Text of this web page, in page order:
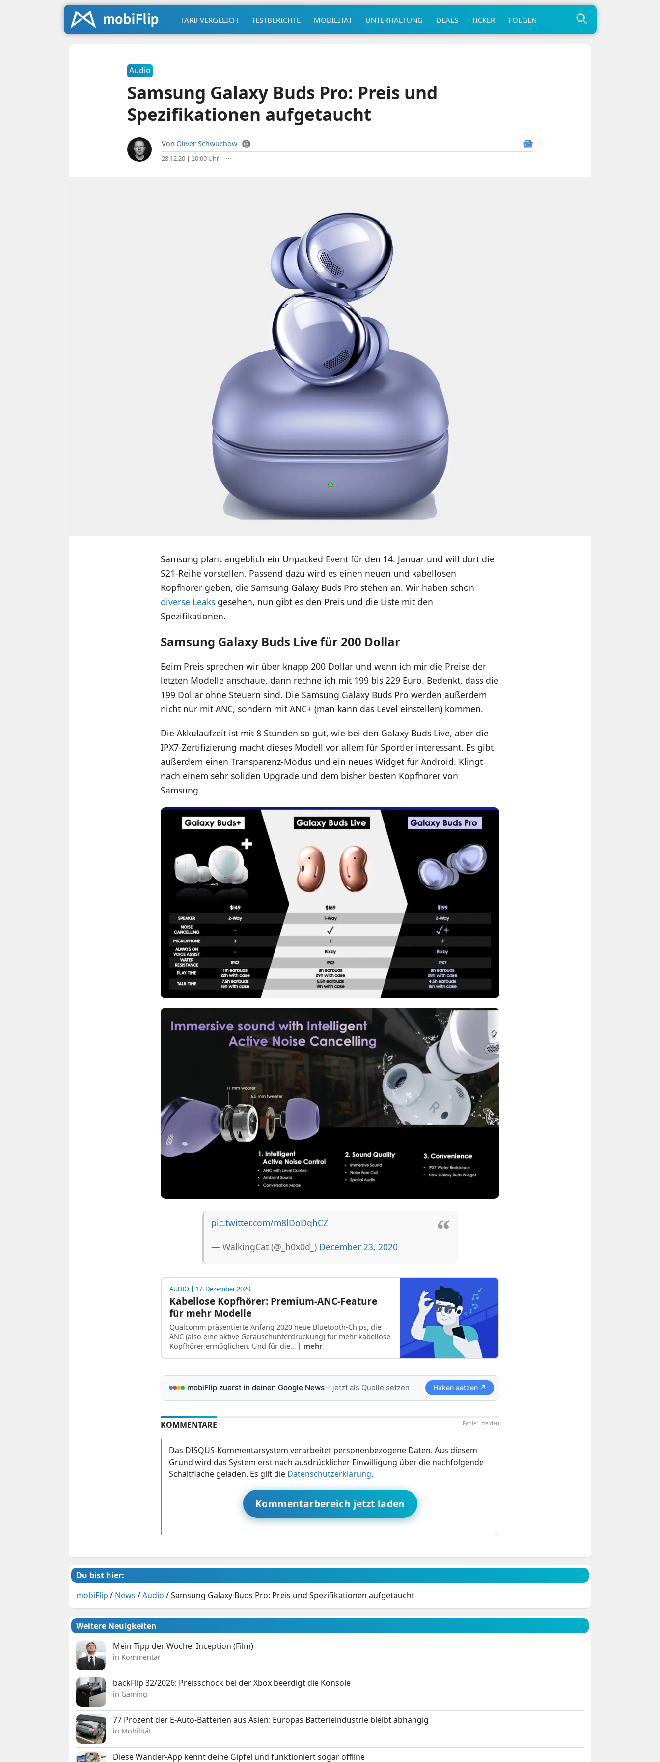
TARIFVERGLEICH TESTBERICHTE MOBILITÄT UNTERHALTUNG DEALS TICKER FOLGEN
Audio
Samsung Galaxy Buds Pro: Preis und
Spezifikationen aufgetaucht
Von Oliver Schwuchow
28.12.20 | 20:00 Uhr| ⋯
Samsung plant angeblich ein Unpacked Event für den 14. Januar und will dort die
S21-Reihe vorstellen. Passend dazu wird es einen neuen und kabellosen
Kopfhörer geben, die Samsung Galaxy Buds Pro stehen an. Wir haben schon
diverse Leaksgesehen, nun gibt es den Preis und die Liste mit den
Spezifikationen.
Samsung Galaxy Buds Live für 200 Dollar
Beim Preis sprechen wir über knapp 200 Dollar und wenn ich mir die Preise der
letzten Modelle anschaue, dann rechne ich mit 199 bis 229 Euro. Bedenkt, dass die
199 Dollar ohne Steuern sind. Die Samsung Galaxy Buds Pro werden außerdem
nicht nur mit ANC, sondern mit ANC+ (man kann das Level einstellen) kommen.
Die Akkulaufzeit ist mit 8 Stunden so gut, wie bei den Galaxy Buds Live, aber die
IPX7-Zertifizierung macht dieses Modell vor allem für Sportler interessant. Es gibt
außerdem einen Transparenz-Modus und ein neues Widget für Android. Klingt
nach einem sehr soliden Upgrade und dem bisher besten Kopfhörer von
Samsung.
pic.twitter.com/m8lDoDqhCZ
— WalkingCat (@_h0x0d_) December 23, 2020
AUDIO| 17. Dezember 2020
Kabellose Kopfhörer: Premium-ANC-Feature
für mehr Modelle
Qualcomm präsentierte Anfang 2020 neue Bluetooth-Chips, die
ANC (also eine aktive Geräuschunterdrückung) für mehr kabellose
Kopfhörer ermöglichen. Und für die… | mehr
mobiFlip zuerst in deinen Google News– jetzt als Quelle setzen Haken setzen ↗
Fehler melden
KOMMENTARE
Das DISQUS-Kommentarsystem verarbeitet personenbezogene Daten. Aus diesem
Grund wird das System erst nach ausdrücklicher Einwilligung über die nachfolgende
Schaltfläche geladen. Es gilt die Datenschutzerklärung.
Kommentarbereich jetzt laden
Du bist hier:
mobiFlip / News /Audio /Samsung Galaxy Buds Pro: Preis und Spezifikationen aufgetaucht
Weitere Neuigkeiten
Mein Tipp der Woche: Inception (Film)
in Kommentar
backFlip 32/2026: Preisschock bei der Xbox beerdigt die Konsole
in Gaming
77 Prozent der E-Auto-Batterien aus Asien: Europas Batterieindustrie bleibt abhängig
in Mobilität
Diese Wander-App kennt deine Gipfel und funktioniert sogar offline